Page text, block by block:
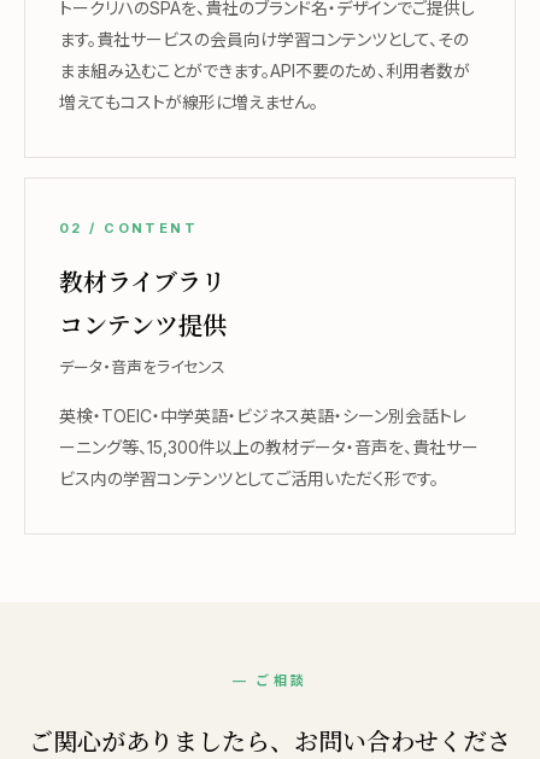
トークリハのSPAを、貴社のブランド名・デザインでご提供し
ます。貴社サービスの会員向け学習コンテンツとして、その
まま組み込むことができます。API不要のため、利用者数が
増えてもコストが線形に増えません。
02 / CONTENT
教材ライブラリ
コンテンツ提供
データ・音声をライセンス
英検・TOEIC・中学英語・ビジネス英語・シーン別会話トレ
ーニング等、15,300件以上の教材データ・音声を、貴社サー
ビス内の学習コンテンツとしてご活用いただく形です。
— ご相談
ご関心がありましたら、 お問い合わせくださ